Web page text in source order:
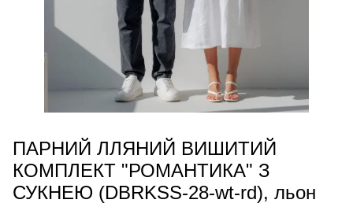
ПАРНИЙ ЛЛЯНИЙ ВИШИТИЙ
КОМПЛЕКТ "РОМАНТИКА" З
СУКНЕЮ (DBRKSS-28-wt-rd), льон